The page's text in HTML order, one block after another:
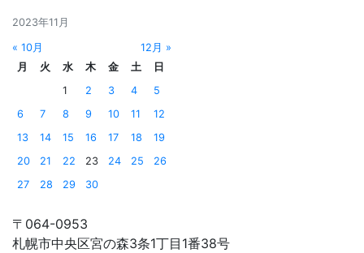
2023年11月
« 10月
12月 »
月
火 水 木 金 土
日
1
2 3 4
5
6
7 8 9 10 11
12
13
14 15 16 17 18
19
20
21 22 23 24 25
26
27
28 29 30
〒064-0953
札幌市中央区宮の森3条1丁目1番38号